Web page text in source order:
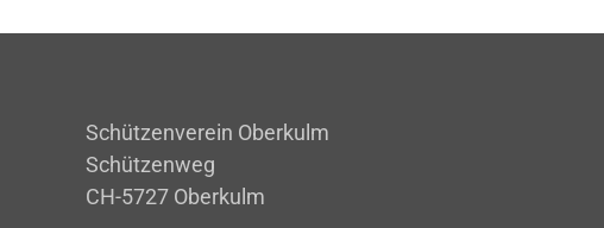
Schützenverein Oberkulm
Schützenweg
CH-5727 Oberkulm